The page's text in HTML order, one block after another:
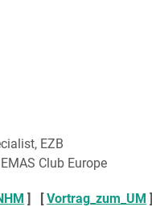
EZB
Club Europe
] [Vortrag_zum_UM ]